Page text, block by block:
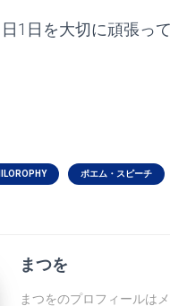
1日を大切に頑張っ
ポエム・スピーチ
まつを
まつをのプロフィールは